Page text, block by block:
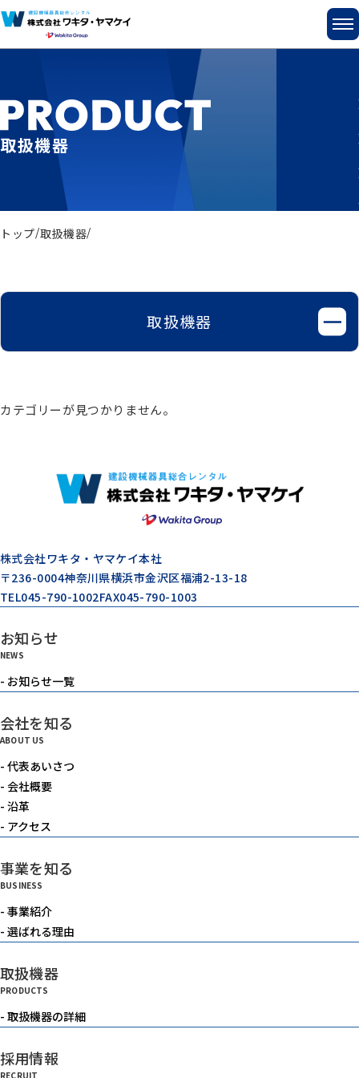
取扱機器
トップ 取扱機器
取扱機器
エアードライヤー
ゼネレータ（発電機）
モルタル注入機器
電動機器
送風機・集塵機・掃除機
水中ポンプ
重機
ベルトコンベアー
カテゴリーが見つかりません。
株式会社ワキタ・ヤマケイ本社
〒236-0004神奈川県横浜市金沢区福浦2-13-18
TEL045-790-1002FAX045-790-1003
お知らせ
NEWS
- お知らせ一覧
会社を知る
ABOUT US
- 代表あいさつ
- 会社概要
- 沿革
- アクセス
事業を知る
BUSINESS
- 事業紹介
- 選ばれる理由
取扱機器
PRODUCTS
- 取扱機器の詳細
採用情報
RECRUIT